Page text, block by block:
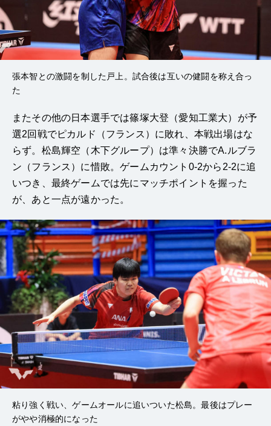
張本智との激闘を制した戸上。試合後は互いの健闘を称え合っ
た
またその他の日本選手では篠塚大登（愛知工業大）が予
選2回戦でピカルド（フランス）に敗れ、本戦出場はな
らず。松島輝空（木下グループ）は準々決勝でA.ルブラ
ン（フランス）に惜敗。ゲームカウント0-2から2-2に追
いつき、最終ゲームでは先にマッチポイントを握った
が、あと一点が遠かった。
粘り強く戦い、ゲームオールに追いついた松島。最後はプレー
がやや消極的になった